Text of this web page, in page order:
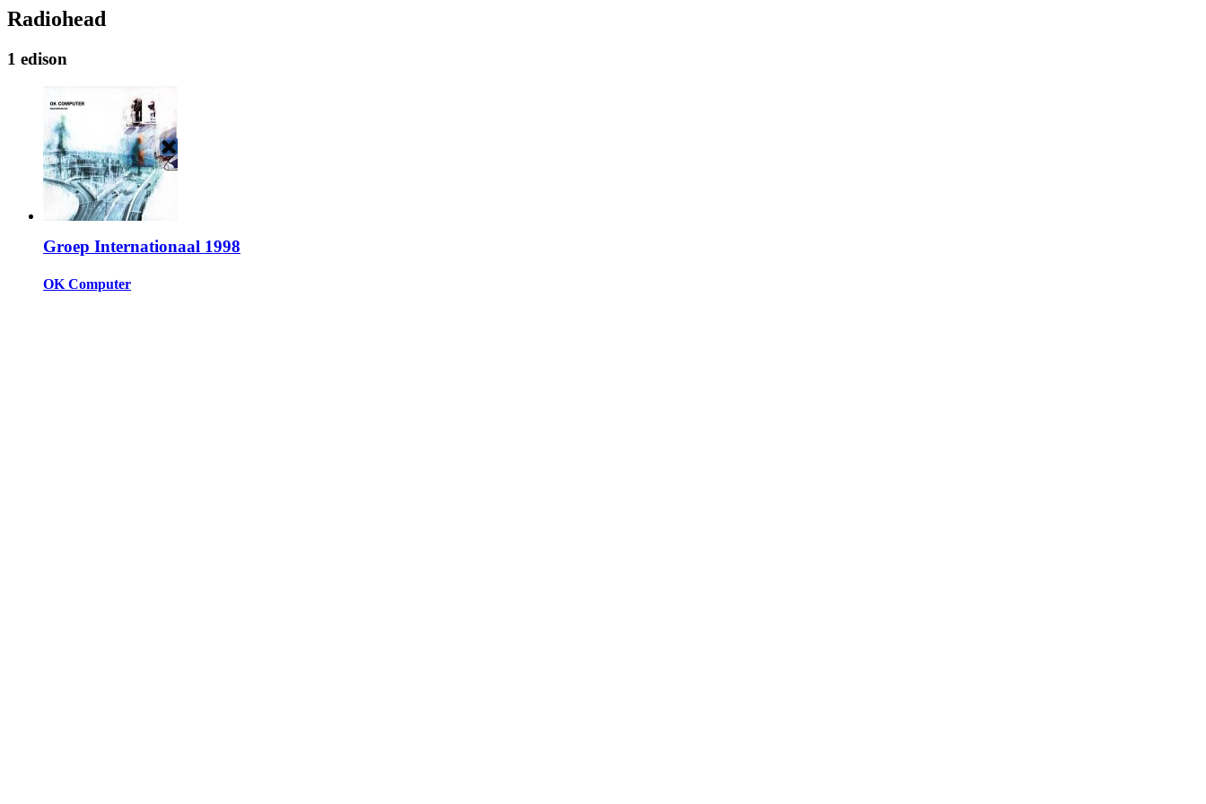
Radiohead
1 edison
Groep Internationaal 1998
OK Computer